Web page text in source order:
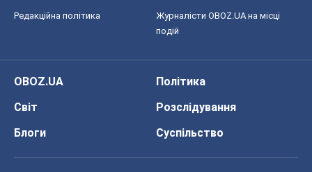
Редакційна політика
Журналісти OBOZ.UA на місці
подій
OBOZ.UA
Політика
Світ
Розслідування
Блоги
Суспільство